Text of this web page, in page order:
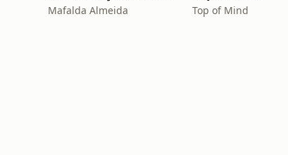
Mafalda Almeida Top of Mind